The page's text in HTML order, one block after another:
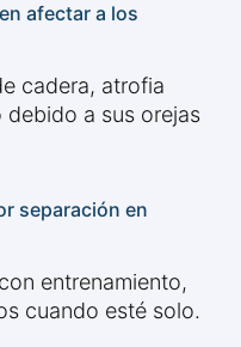
afectar a los
cadera, atrofia
a sus orejas
separación en
entrenamiento,
cuando esté solo.